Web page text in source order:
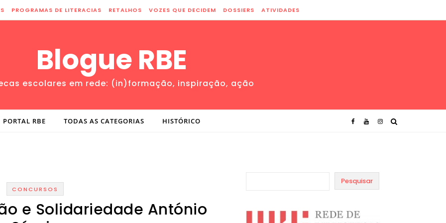
PROGRAMAS DE LITERACIAS RETALHOS VOZES QUE DECIDEM DOSSIERS ATIVIDADES
Blogue RBE
escolares em rede: (in)formação, inspiração, ação
PORTAL RBE TODAS AS CATEGORIAS HISTÓRICO
CONCURSOS
e Solidariedade António
Pesquisar